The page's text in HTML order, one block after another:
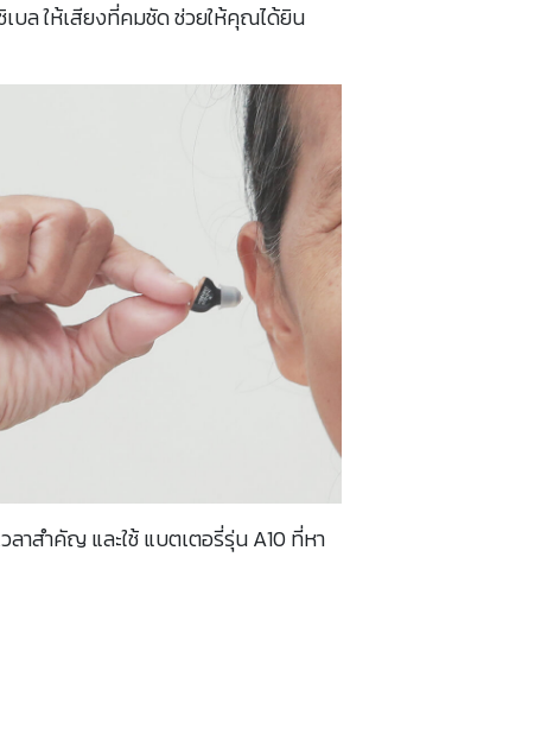
เบล ให้เสียงที่คมชัด ช่วยให้คุณได้ยิน
าสำคัญ และใช้ แบตเตอรี่รุ่น A10 ที่หา